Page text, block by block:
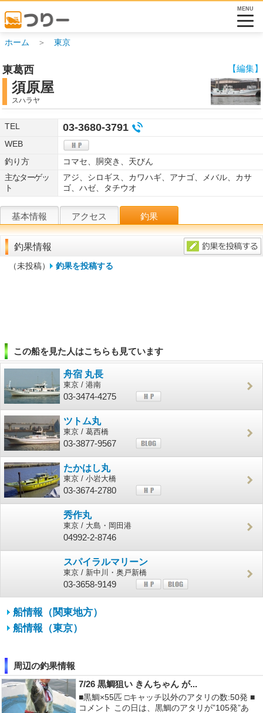
MENU
ホーム ＞ 東京
【編集】
東葛西
須原屋
スハラヤ
TEL 03-3680-3791
WEB
釣り方
コマセ、胴突き、天びん
主なターゲッ
ト
アジ、シロギス、カワハギ、アナゴ、メバル、カサ
ゴ、ハゼ、タチウオ
基本情報 アクセス 釣果
釣果情報
（未投稿） 釣果を投稿する
この船を見た人はこちらも見ています
舟宿 丸長
東京 / 港南
03-3474-4275
ツトム丸
東京 / 葛西橋
03-3877-9567
たかはし丸
東京 / 小岩大橋
03-3674-2780
秀作丸
東京 / 大島・岡田港
04992-2-8746
スパイラルマリーン
東京 / 新中川・奥戸新橋
03-3658-9149
船情報（関東地方）
船情報（東京）
周辺の釣果情報
7/26 黒鯛狙い きんちゃん が...
■黒鯛×55匹 □キャッチ以外のアタリの数:50発 ■
コメント この日は、黒鯛のアタリが”105発”あ